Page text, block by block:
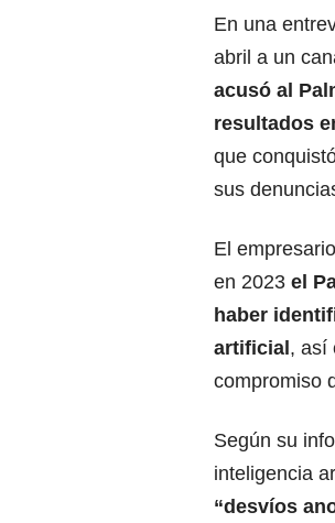
En una
abril a un
acusó al
resultados
que
sus
El
en 2023 el
haber
artificial , así
compromiso
Según su
inteligencia
“desvíos